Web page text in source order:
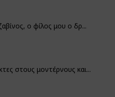
ο φίλος μου ο δρ...
στους μοντέρνους και...